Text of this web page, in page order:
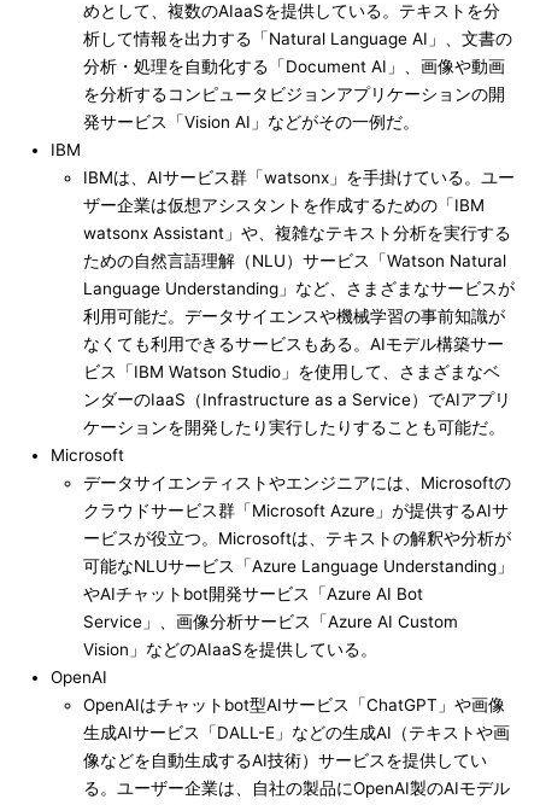
めとして、複数のAIaaSを提供している。テキストを分
析して情報を出力する「Natural Language AI」、文書の
分析・処理を自動化する「Document AI」、画像や動画
を分析するコンピュータビジョンアプリケーションの開
発サービス「Vision AI」などがその一例だ。
IBM
IBMは、AIサービス群「watsonx」を手掛けている。ユー
ザー企業は仮想アシスタントを作成するための「IBM
watsonx Assistant」や、複雑なテキスト分析を実行する
ための自然言語理解（NLU）サービス「Watson Natural
Language Understanding」など、さまざまなサービスが
利用可能だ。データサイエンスや機械学習の事前知識が
なくても利用できるサービスもある。AIモデル構築サー
ビス「IBM Watson Studio」を使用して、さまざまなベ
ンダーのIaaS（Infrastructure as a Service）でAIアプリ
ケーションを開発したり実行したりすることも可能だ。
Microsoft
データサイエンティストやエンジニアには、Microsoftの
クラウドサービス群「Microsoft Azure」が提供するAIサ
ービスが役立つ。Microsoftは、テキストの解釈や分析が
可能なNLUサービス「Azure Language Understanding」
やAIチャットbot開発サービス「Azure AI Bot
Service」、画像分析サービス「Azure AI Custom
Vision」などのAIaaSを提供している。
OpenAI
OpenAIはチャットbot型AIサービス「ChatGPT」や画像
生成AIサービス「DALL-E」などの生成AI（テキストや画
像などを自動生成するAI技術）サービスを提供してい
る。ユーザー企業は、自社の製品にOpenAI製のAIモデル